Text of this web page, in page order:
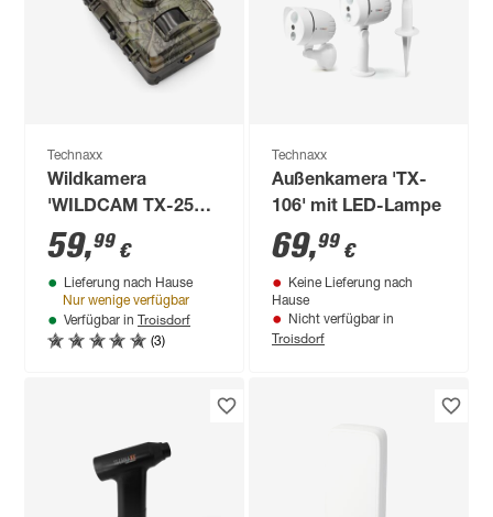
Technaxx
Wildkamera
'WILDCAM TX-256'
1080P 3840 x 2160
Pixel IP 66
59,99 €
Lieferung nach Hause
Nur wenige verfügbar
Verfügbar in Troisdorf
(3)
Technaxx
Außenkamera 'TX-
106' mit LED-Lampe
69,99 €
Keine Lieferung nach
Hause
Nicht verfügbar in
Troisdorf